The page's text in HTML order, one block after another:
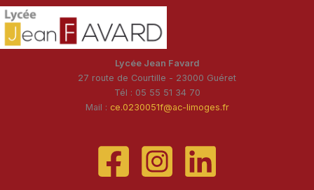
Lycée Jean Favard
27 route de Courtille - 23000 Guéret
Tél : 05 55 51 34 70
Mail : ce.0230051f@ac-limoges.fr